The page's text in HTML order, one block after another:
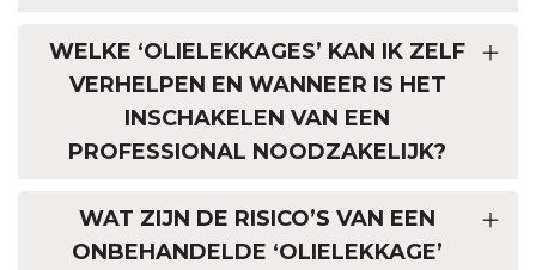
WELKE ‘OLIELEKKAGES’ KAN IK ZELF
VERHELPEN EN WANNEER IS HET
INSCHAKELEN VAN EEN
PROFESSIONAL NOODZAKELIJK?
WAT ZIJN DE RISICO’S VAN EEN
ONBEHANDELDE ‘OLIELEKKAGE’